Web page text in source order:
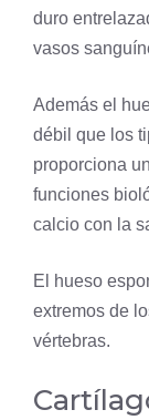
duro
vasos
Además el
débil que los
proporciona
funciones
calcio con la
El hueso
extremos de
vértebras.